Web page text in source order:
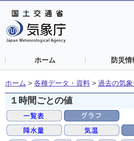
ホーム 防災情
ホーム > 各種データ・資料 > 過去の気
１時間ごとの値